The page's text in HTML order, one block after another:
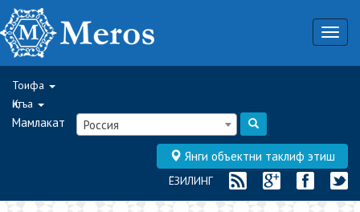
Тоифа
Қитъа
Мамлакат Россия
Янги объектни таклиф этиш
ЁЗИЛИНГ